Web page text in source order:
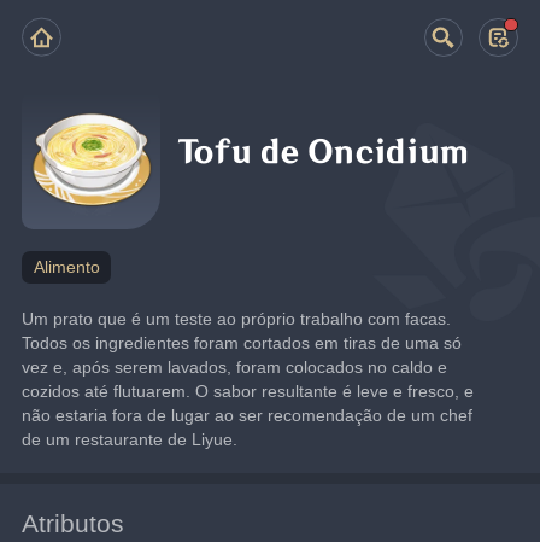
Tofu de Oncidium
Alimento
Um prato que é um teste ao próprio trabalho com facas.
Todos os ingredientes foram cortados em tiras de uma só
vez e, após serem lavados, foram colocados no caldo e
cozidos até flutuarem. O sabor resultante é leve e fresco, e
não estaria fora de lugar ao ser recomendação de um chef
de um restaurante de Liyue.
Atributos